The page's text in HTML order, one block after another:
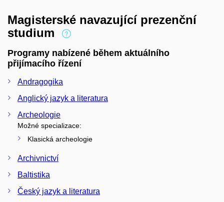
Magisterské navazující prezenční
studium
Programy nabízené během aktuálního
přijímacího řízení
Andragogika
Anglický jazyk a literatura
Archeologie
Možné specializace:
Klasická archeologie
Archivnictví
Baltistika
Český jazyk a literatura